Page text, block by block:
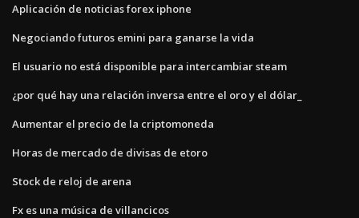
Aplicación de noticias forex iphone
Negociando futuros emini para ganarse la vida
El usuario no está disponible para intercambiar steam
¿por qué hay una relación inversa entre el oro y el dólar_
Aumentar el precio de la criptomoneda
Horas de mercado de divisas de etoro
Stock de reloj de arena
Fx es una música de villancicos